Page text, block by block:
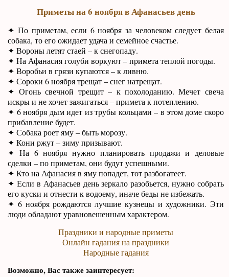
Приметы на 6 ноября в Афанасьев день
✦ По приметам, если 6 ноября за человеком следует белая
собака, то его ожидает удача и семейное счастье.
✦ Вороны летят стаей – к снегопаду.
✦ На Афанасия голуби воркуют – примета теплой погоды.
✦ Воробьи в грязи купаются – к ливню.
✦ Сороки 6 ноября трещат – снег натрещат.
✦ Огонь свечной трещит – к похолоданию. Мечет свеча
искры и не хочет зажигаться – примета к потеплению.
✦ 6 ноября дым идет из трубы кольцами – в этом доме скоро
прибавление будет.
✦ Собака роет яму – быть морозу.
✦ Кони ржут – зиму призывают.
✦ На 6 ноября нужно планировать продажи и деловые
сделки – по приметам, они будут успешными.
✦ Кто на Афанасия в яму попадет, тот разбогатеет.
✦ Если в Афанасьев день зеркало разобьется, нужно собрать
его куски и отнести к водоему, иначе беды не избежать.
✦ 6 ноября рождаются лучшие кузнецы и художники. Эти
люди обладают уравновешенным характером.
Праздники и народные приметы
Онлайн гадания на праздники
Народные гадания
Возможно, Вас также заинтересует: